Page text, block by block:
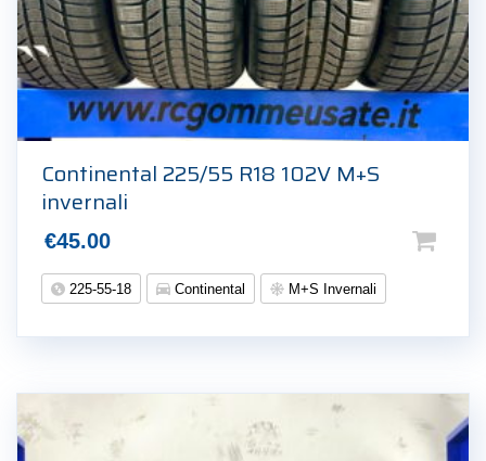
Continental 225/55 R18 102V M+S
invernali
€45.00
225-55-18 Continental M+S Invernali